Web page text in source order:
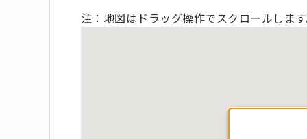
注：地図はドラッグ操作でスクロールします